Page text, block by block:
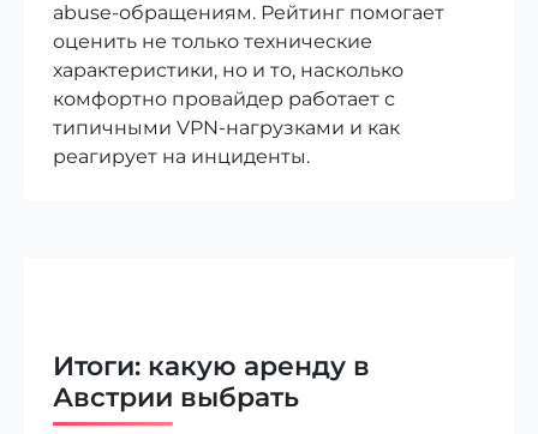
abuse‑обращениям. Рейтинг помогает
оценить не только технические
характеристики, но и то, насколько
комфортно провайдер работает с
типичными VPN‑нагрузками и как
реагирует на инциденты.
Итоги: какую аренду в
Австрии выбрать